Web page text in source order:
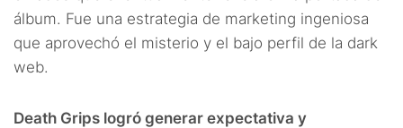
álbum. Fue una estrategia de marketing ingeniosa
que aprovechó el misterio y el bajo perfil de la dark
web.
Death Grips logró generar expectativa y